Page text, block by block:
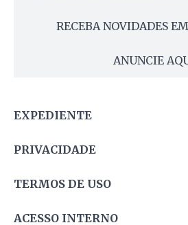
RECEBA NOVIDADES
ANUNCIE
EXPEDIENTE
PRIVACIDADE
TERMOS DE USO
ACESSO INTERNO